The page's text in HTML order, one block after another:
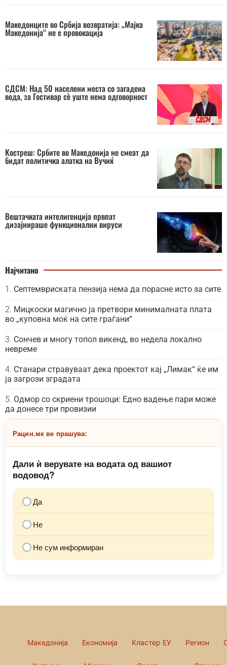
Македонците во Србија возвратија: „Мајка
Македонија“ не е провокација
СДСМ: Над 50 населени места со загадена
вода, за Гостивар сè уште нема одговорност
Костреш: Србите во Македонија не смеат да
бидат политичка алатка на Вучиќ
Вештачката интелигенција првпат
дизајнираше функционални вируси
Најчитано
Септемвриската пензија нема да порасне исто за сите
Мицкоски магично ја претвори минималната плата
во „куповна моќ на сите граѓани“
Сончев и многу топол викенд, во недела локално
невреме
Станари стравуваат дека проектот кај „Лимак“ ќе им
ја загрози зградата
Одмор со скриени трошоци: Едно вадење пари може
да донесе три провизии
Рацин.мк ве прашува:
Дали ѝ верувате на водата од вашиот
водовод?
Да
Не
Не сум информиран
Македонија Економија Кластер ЕУ Регион